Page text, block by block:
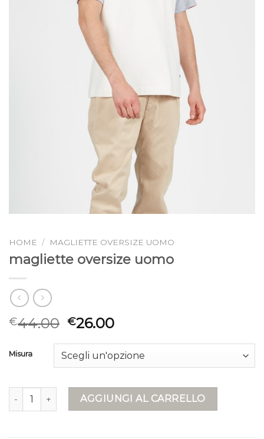
HOME / MAGLIETTE OVERSIZE UOMO
magliette oversize uomo
€44.00 €26.00
Misura
magliette oversize uomo quantità
AGGIUNGI AL CARRELLO